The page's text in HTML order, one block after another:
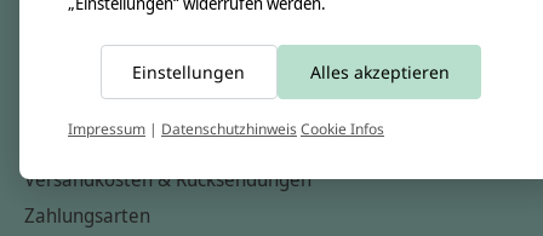
Impressum
Informationen
Kontakt
Versandkosten & Rücksendungen
Zahlungsarten
Einstellungen Alles akzeptieren
Impressum | DatenschutzhinweisCookie Infos